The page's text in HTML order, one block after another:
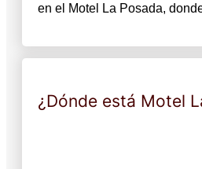
en el Motel La Posada,
¿Dónde está Motel